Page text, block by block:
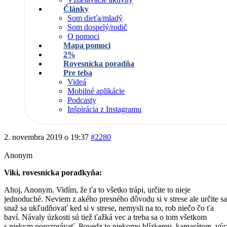
Články
Som dieťa/mladý
Som dospelý/rodič
O pomoci
Mapa pomoci
2%
Rovesnícka poradňa
Pre teba
Videá
Mobilné aplikácie
Podcasty
Inšpirácia z Instagramu
2. novembra 2019 o 19:37 #2280
Anonym
Viki, rovesnícka poradkyňa:
Ahoj, Anonym. Vidím, že ťa to všetko trápi, určite to nieje
jednoduché. Neviem z akého presného dôvodu si v strese ale určite sa
snaž sa ukľudňovať ked si v strese, nemysli na to, rob niečo čo ťa
baví. Návaly úzkosti sú tiež ťažká vec a treba sa o tom všetkom